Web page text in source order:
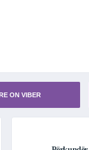
ON VIBER